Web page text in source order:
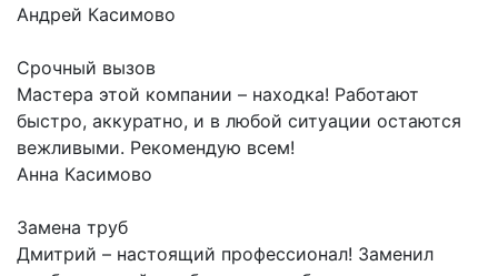
Андрей Касимово
Срочный вызов
Мастера этой компании – находка! Работают
быстро, аккуратно, и в любой ситуации остаются
вежливыми. Рекомендую всем!
Анна Касимово
Замена труб
Дмитрий – настоящий профессионал! Заменил